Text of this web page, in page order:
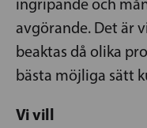
ingripande och
avgörande. Det är
beaktas då olika
bästa möjliga sätt
Vi vill